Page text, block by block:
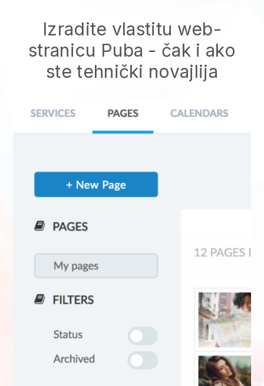
Izradite vlastitu web-
stranicu Puba - čak i ako
ste tehnički novajlija